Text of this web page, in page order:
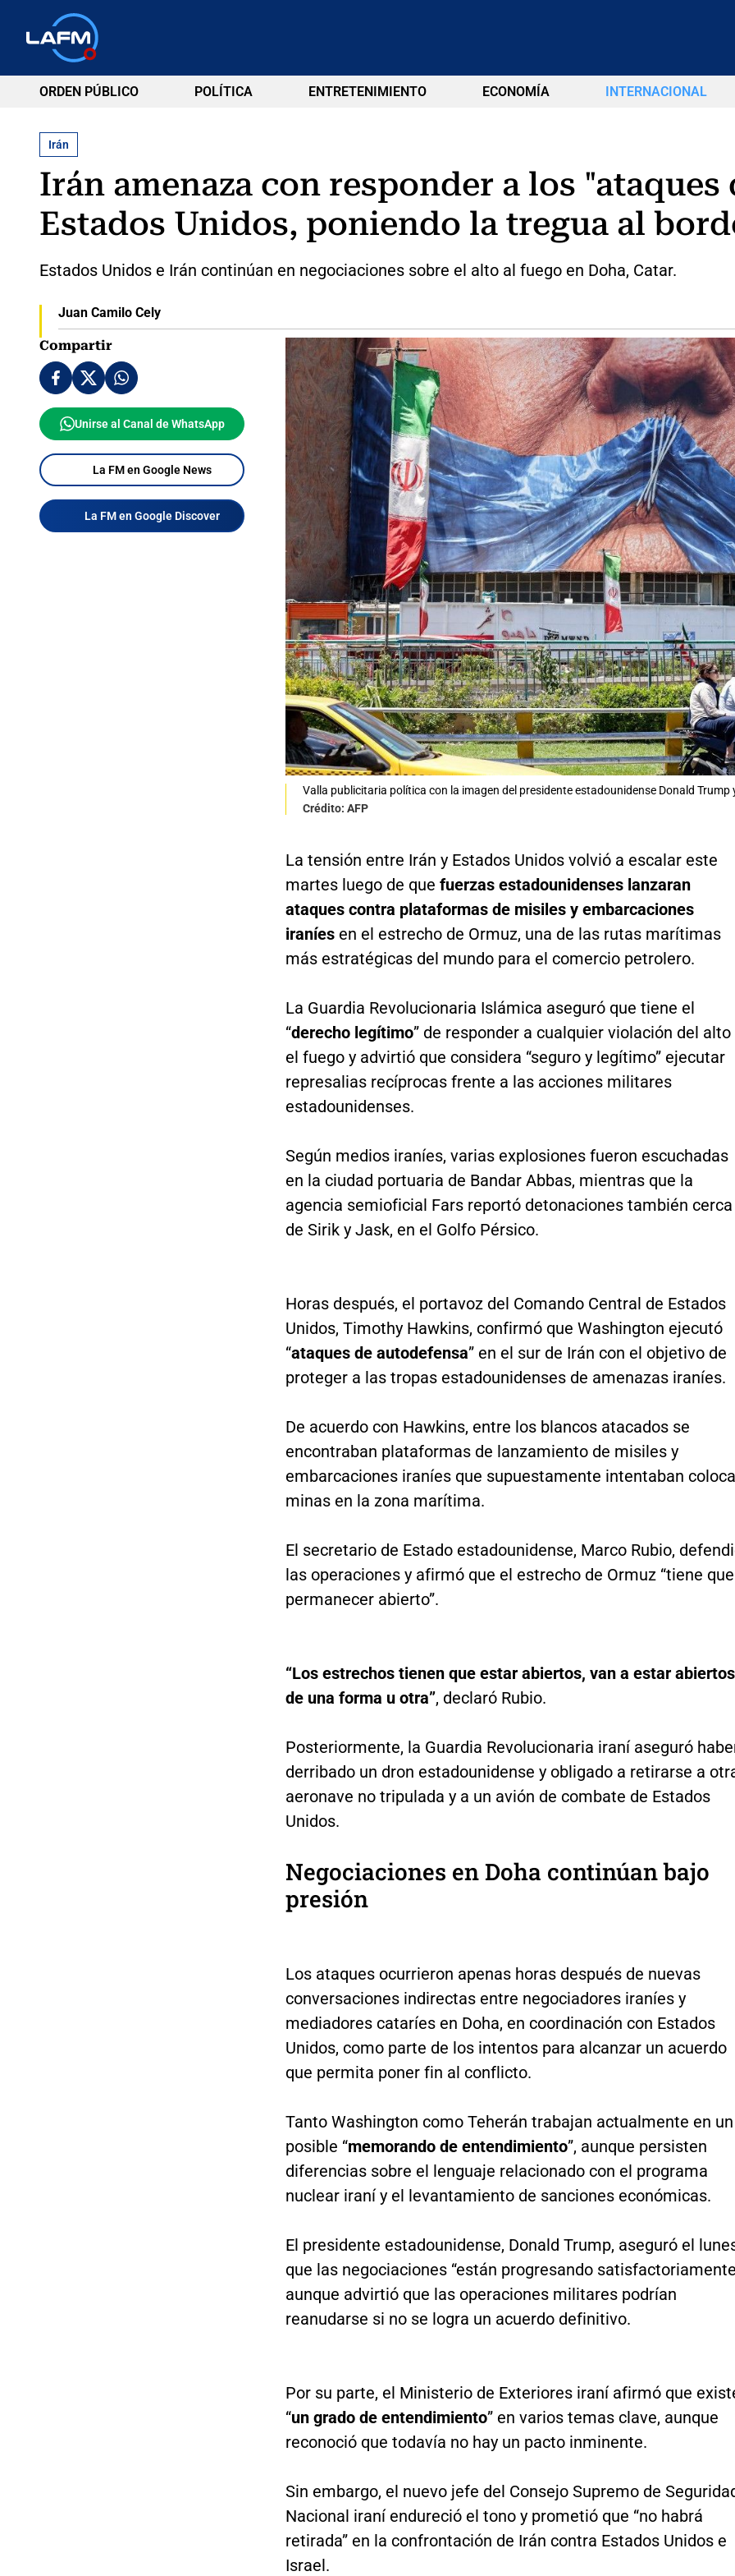
ORDEN PÚBLICO POLÍTICA ENTRETENIMIENTO ECONOMÍA INTERNACIONAL
Irán
Irán amenaza con responder a los "ataques
Estados Unidos, poniendo la tregua al
Estados Unidos e Irán continúan en negociaciones sobre el alto al fuego en Doha, Catar.
Juan Camilo Cely
Compartir
Unirse al Canal de WhatsApp
La FM en Google News
La FM en Google Discover
Valla publicitaria política con la imagen del presidente estadounidense Donald Trump
Crédito: AFP
La tensión entre Irán y Estados Unidos volvió a escalar este
martes luego de que fuerzas estadounidenses lanzaran
ataques contra plataformas de misiles y embarcaciones
iraníes en el estrecho de Ormuz, una de las rutas marítimas
más estratégicas del mundo para el comercio petrolero.
La Guardia Revolucionaria Islámica aseguró que tiene el
“derecho legítimo” de responder a cualquier violación del alto
el fuego y advirtió que considera “seguro y legítimo” ejecutar
represalias recíprocas frente a las acciones militares
estadounidenses.
Según medios iraníes, varias explosiones fueron escuchadas
en la ciudad portuaria de Bandar Abbas, mientras que la
agencia semioficial Fars reportó detonaciones también cerca
de Sirik y Jask, en el Golfo Pérsico.
Horas después, el portavoz del Comando Central de Estados
Unidos, Timothy Hawkins, confirmó que Washington ejecutó
“ataques de autodefensa” en el sur de Irán con el objetivo de
proteger a las tropas estadounidenses de amenazas iraníes.
De acuerdo con Hawkins, entre los blancos atacados se
encontraban plataformas de lanzamiento de misiles y
embarcaciones iraníes que supuestamente intentaban
minas en la zona marítima.
El secretario de Estado estadounidense, Marco Rubio,
las operaciones y afirmó que el estrecho de Ormuz “tiene que
permanecer abierto”.
“Los estrechos tienen que estar abiertos, van a estar abiertos
de una forma u otra”, declaró Rubio.
Posteriormente, la Guardia Revolucionaria iraní aseguró
derribado un dron estadounidense y obligado a retirarse a
aeronave no tripulada y a un avión de combate de Estados
Unidos.
Negociaciones en Doha continúan bajo
presión
Los ataques ocurrieron apenas horas después de nuevas
conversaciones indirectas entre negociadores iraníes y
mediadores cataríes en Doha, en coordinación con Estados
Unidos, como parte de los intentos para alcanzar un acuerdo
que permita poner fin al conflicto.
Tanto Washington como Teherán trabajan actualmente en un
posible “memorando de entendimiento”, aunque persisten
diferencias sobre el lenguaje relacionado con el programa
nuclear iraní y el levantamiento de sanciones económicas.
El presidente estadounidense, Donald Trump, aseguró el
que las negociaciones “están progresando
aunque advirtió que las operaciones militares podrían
reanudarse si no se logra un acuerdo definitivo.
Por su parte, el Ministerio de Exteriores iraní afirmó que
“un grado de entendimiento” en varios temas clave, aunque
reconoció que todavía no hay un pacto inminente.
Sin embargo, el nuevo jefe del Consejo Supremo de
Nacional iraní endureció el tono y prometió que “no habrá
retirada” en la confrontación de Irán contra Estados Unidos e
Israel.